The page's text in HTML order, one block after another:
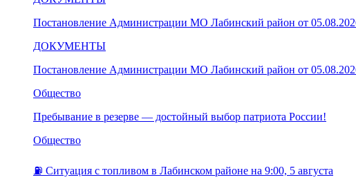
Постановление Администрации МО Лабинский район от
ДОКУМЕНТЫ
Постановление Администрации МО Лабинский район от
Общество
Пребывание в резерве — достойный выбор патриота России!
Общество
⛽️ Ситуация с топливом в Лабинском районе на 9:00, 5 августа